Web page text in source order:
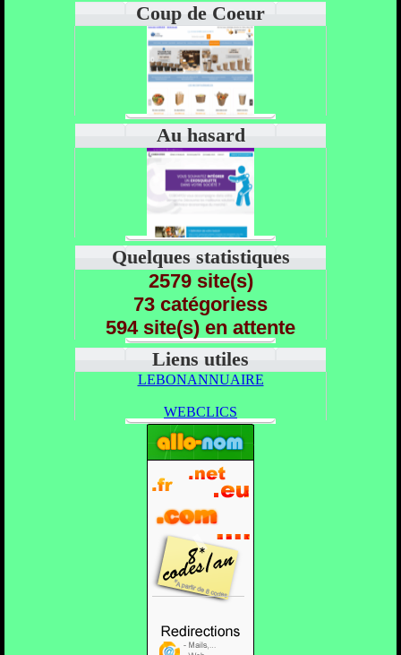
Coup de Coeur
Au hasard
Quelques statistiques
2579 site(s)
73 catégoriess
594 site(s) en attente
Liens utiles
LEBONANNUAIRE
WEBCLICS